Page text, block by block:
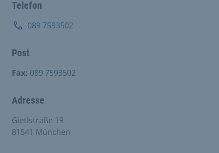
Telefon
089 7593502
Post
Fax: 089 7593502
Adresse
Gietlstraße 19
81541 München